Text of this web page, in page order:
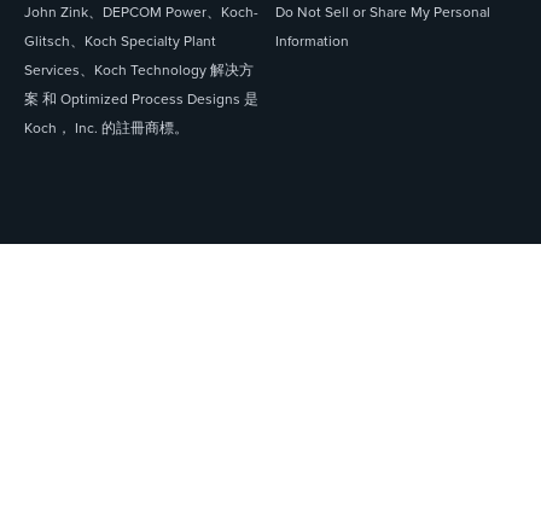
John Zink、DEPCOM Power、Koch-
Glitsch、Koch Specialty Plant
Services、Koch Technology 解决方
案 和 Optimized Process Designs 是
Koch， Inc. 的註冊商標。
Do Not Sell or Share My Personal
Information